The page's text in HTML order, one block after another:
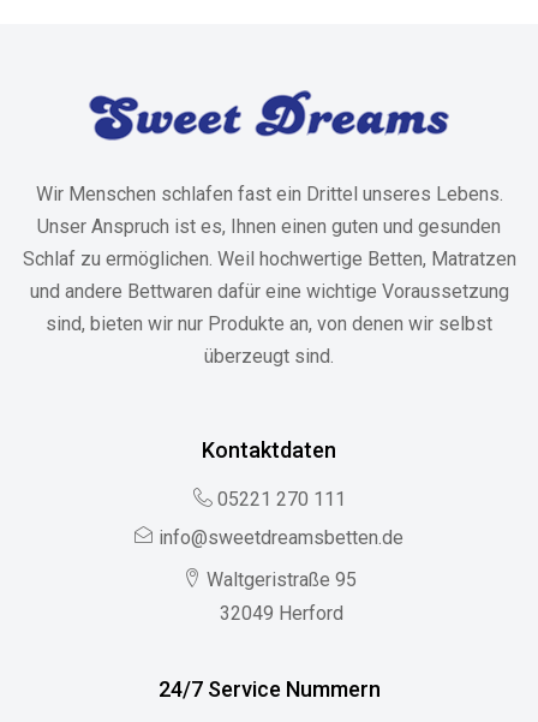
Wir Menschen schlafen fast ein Drittel unseres Lebens.
Unser Anspruch ist es, Ihnen einen guten und gesunden
Schlaf zu ermöglichen. Weil hochwertige Betten, Matratzen
und andere Bettwaren dafür eine wichtige Voraussetzung
sind, bieten wir nur Produkte an, von denen wir selbst
überzeugt sind.
Kontaktdaten
05221 270 111
info@sweetdreamsbetten.de
Waltgeristraße 95
32049 Herford
24/7 Service Nummern